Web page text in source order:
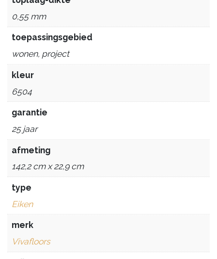
0,55 mm
toepassingsgebied
wonen, project
kleur
6504
garantie
25 jaar
afmeting
142,2 cm x 22,9 cm
type
Eiken
merk
Vivafloors